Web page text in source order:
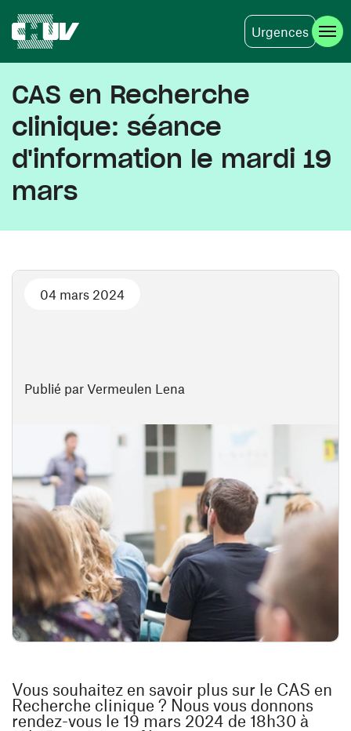
Urgences
CAS en Recherche
clinique: séance
d'information le mardi 19
mars
Publié par Vermeulen Lena
04 mars 2024
Vous souhaitez en savoir plus sur le CAS en
Recherche clinique ? Nous vous donnons
rendez-vous le 19 mars 2024 de 18h30 à